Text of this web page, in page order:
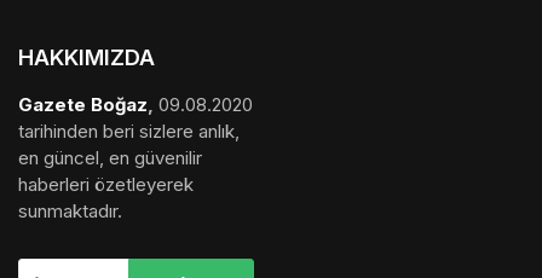
HAKKIMIZDA
Gazete Boğaz 09.08.2020
tarihinden beri sizlere anlık,
en güncel, en güvenilir
haberleri özetleyerek
sunmaktadır.